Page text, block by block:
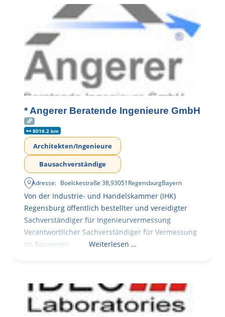
* Angerer Beratende Ingenieure GmbH
8016.2 km
Architekten/Ingenieure
Bausachverständige
Adresse: Boelckestraße 38,93051RegensburgBayern
Von der Industrie- und Handelskammer (IHK)
Regensburg öffentlich bestellter und vereidigter
Sachverständiger für Ingenieurvermessung
Verantwortlicher Sachverständiger für Vermessung
im Bauwesen
Weiterlesen …